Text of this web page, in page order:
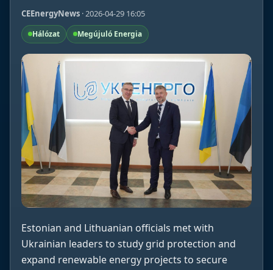
CEEnergyNews · 2026-04-29 16:05
Hálózat Megújuló Energia
Estonian and Lithuanian officials met with
Ukrainian leaders to study grid protection and
expand renewable energy projects to secure